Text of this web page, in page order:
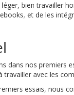
bien travailler
et de les
dans nos premiers
avec les
essais, nous